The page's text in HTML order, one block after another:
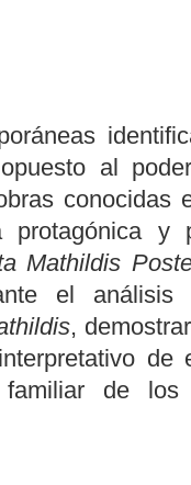
al
conocidas
protagónica
Mathildis
el
,
de
de los